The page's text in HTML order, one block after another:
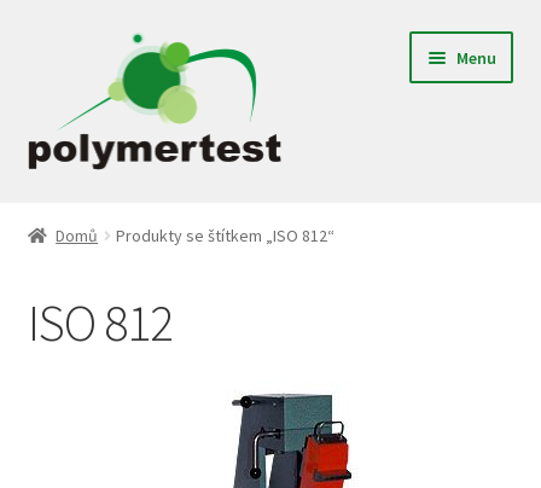
navigaci
webu
Menu
Plastikářské laboratoře
Domů Produkty se štítkem „ISO 812“
ISO 812